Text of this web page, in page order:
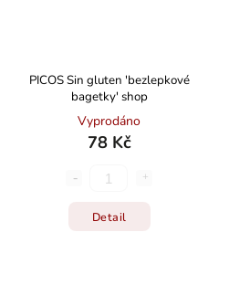
PICOS Sin gluten 'bezlepkové
bagetky' shop
Vyprodáno
78 Kč
Detail